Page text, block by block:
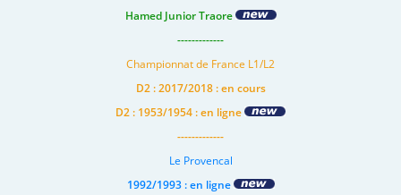
Hamed Junior Traore
-------------
Championnat de France L1/L2
D2 : 2017/2018 : en cours
D2 : 1953/1954 : en ligne
-------------
Le Provencal
1992/1993 : en ligne